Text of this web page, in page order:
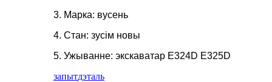
3. Марка: вусень
4. Стан: зусім новы
5. Ужыванне: экскаватар E324D E325D
запытдэталь